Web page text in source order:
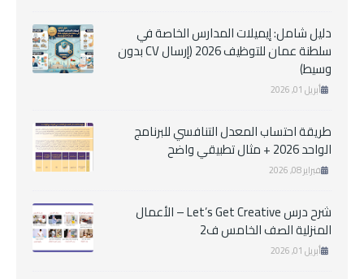
دليل شامل: إيميلات المدارس الخاصة في
سلطنة عمان للتوظيف 2026 (إرسال CV بدون
وسيط)
أبريل 01, 2026
طريقة احتساب المعدل التنافسي للبرنامج
الواحد 2026 + مثال تطبيقي واضح
فبراير 08, 2026
شرح درس Let’s Get Creative – الأعمال
المنزلية الصف الخامس ف2
أبريل 01, 2026